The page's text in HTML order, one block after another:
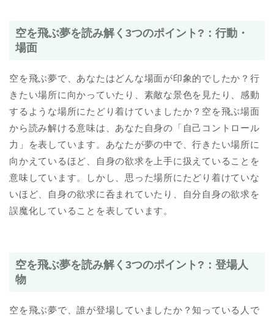
空を飛ぶ夢を読み解く3つのポイント?：行動・
場面
空を飛ぶ夢で、あなたはどんな場面が印象的でしたか？行
きたい場所に向かっていたり、素敵な景色を見たり、感動
するような場所にたどり着けていましたか？空を飛ぶ場面
から読み解ける意味は、あなた自身の「自己コントロール
力」を表しています。あなたが夢の中で、行きたい場所に
向かえているほど、自身の欲求を上手に扱えていることを
意味しています。しかし、思った場所にたどり着けていな
いほど、自身の欲求に呑まれていたり、自分自身の欲求を
誤魔化していることを表しています。
空を飛ぶ夢を読み解く3つのポイント?：登場人
物
空を飛ぶ夢で、誰が登場していましたか？知っている人で